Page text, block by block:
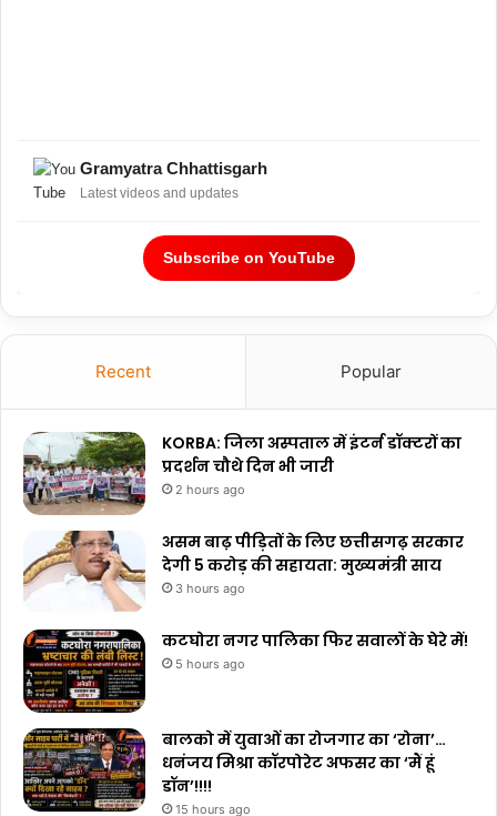
Gramyatra Chhattisgarh
Latest videos and updates
Subscribe on YouTube
Recent Popular
KORBA: जिला अस्पताल में इंटर्न डॉक्टरों का
प्रदर्शन चौथे दिन भी जारी
2 hours ago
असम बाढ़ पीड़ितों के लिए छत्तीसगढ़ सरकार
देगी ₹5 करोड़ की सहायता: मुख्यमंत्री साय
3 hours ago
कटघोरा नगर पालिका फिर सवालों के घेरे में!
5 hours ago
बालको में युवाओं का रोजगार का ‘रोना’…
धनंजय मिश्रा कॉरपोरेट अफसर का ‘मैं हूं
डॉन’!!!!
15 hours ago